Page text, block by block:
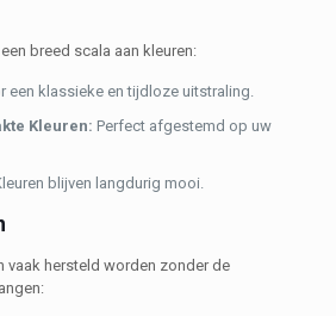
breed scala aan kleuren:
een klassieke en tijdloze uitstraling.
Kleuren: Perfect afgestemd op uw
blijven langdurig mooi.
vaak hersteld worden zonder de